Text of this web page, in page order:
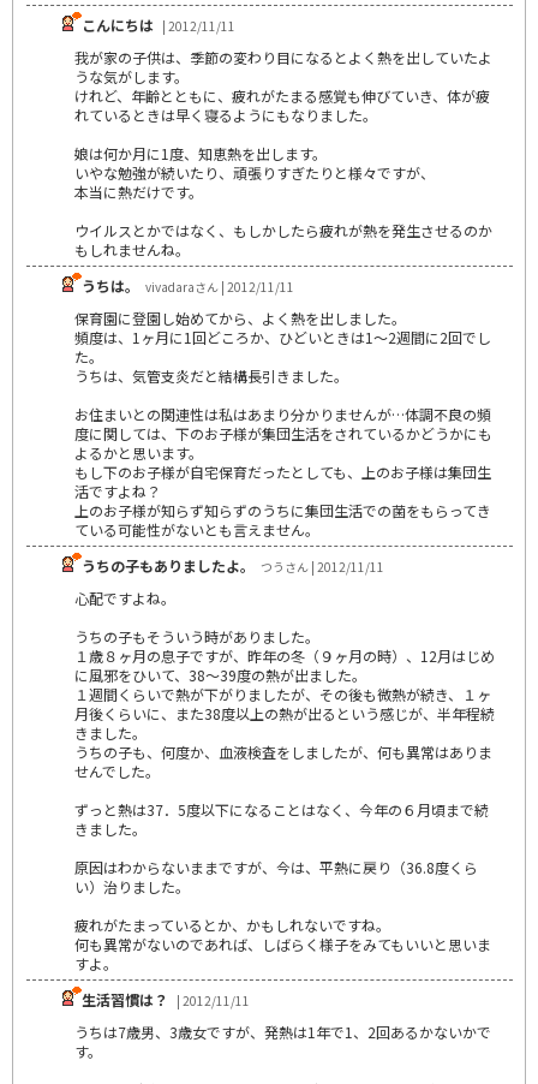
こんにちは | 2012/11/11
我が家の子供は、季節の変わり目になるとよく熱を出していたよ
うな気がします。
けれど、年齢とともに、疲れがたまる感覚も伸びていき、体が疲
れているときは早く寝るようにもなりました。
娘は何か月に1度、知恵熱を出します。
いやな勉強が続いたり、頑張りすぎたりと様々ですが、
本当に熱だけです。
ウイルスとかではなく、もしかしたら疲れが熱を発生させるのか
もしれませんね。
うちは。
vivadaraさん | 2012/11/11
保育園に登園し始めてから、よく熱を出しました。
頻度は、1ヶ月に1回どころか、ひどいときは1～2週間に2回でし
た。
うちは、気管支炎だと結構長引きました。
お住まいとの関連性は私はあまり分かりませんが…体調不良の頻
度に関しては、下のお子様が集団生活をされているかどうかにも
よるかと思います。
もし下のお子様が自宅保育だったとしても、上のお子様は集団生
活ですよね？
上のお子様が知らず知らずのうちに集団生活での菌をもらってき
ている可能性がないとも言えません。
うちの子もありましたよ。
つうさん | 2012/11/11
心配ですよね。
うちの子もそういう時がありました。
１歳８ヶ月の息子ですが、昨年の冬（９ヶ月の時）、12月はじめ
に風邪をひいて、38～39度の熱が出ました。
１週間くらいで熱が下がりましたが、その後も微熱が続き、１ヶ
月後くらいに、また38度以上の熱が出るという感じが、半年程続
きました。
うちの子も、何度か、血液検査をしましたが、何も異常はありま
せんでした。
ずっと熱は37．5度以下になることはなく、今年の６月頃まで続
きました。
原因はわからないままですが、今は、平熱に戻り（36.8度くら
い）治りました。
疲れがたまっているとか、かもしれないですね。
何も異常がないのであれば、しばらく様子をみてもいいと思いま
すよ。
生活習慣は？
| 2012/11/11
うちは7歳男、3歳女ですが、発熱は1年で1、2回あるかないかで
す。